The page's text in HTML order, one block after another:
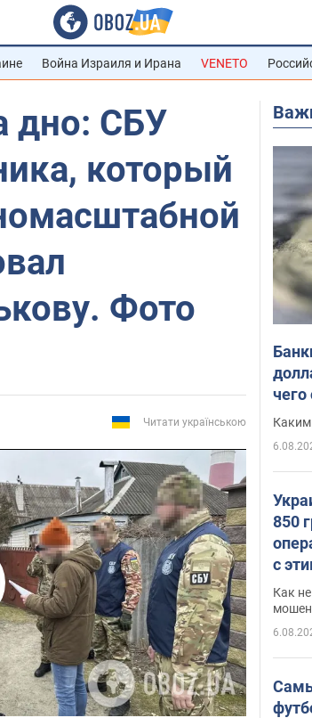
Война Израиля и Ирана VENETO
дно: СБУ
который
Фото
Читати українською
Video
Каким
850
с
Как